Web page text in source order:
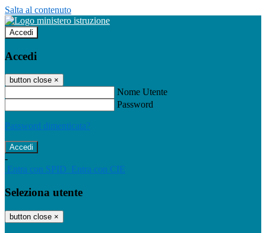
Salta al contenuto
Accedi
Accedi
button close ×
Nome Utente
Password
Password dimenticata?
-
Entra con SPID Entra con CIE
Seleziona utente
button close ×